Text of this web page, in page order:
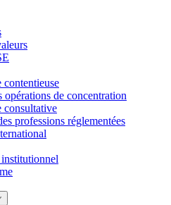
contentieuse
opérations de concentration
consultative
professions réglementées